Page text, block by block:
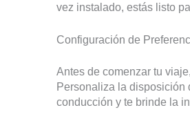
vez instalado, estás listo
Configuración de
Antes de comenzar tu
Personaliza la disposición
conducción y te brinde la